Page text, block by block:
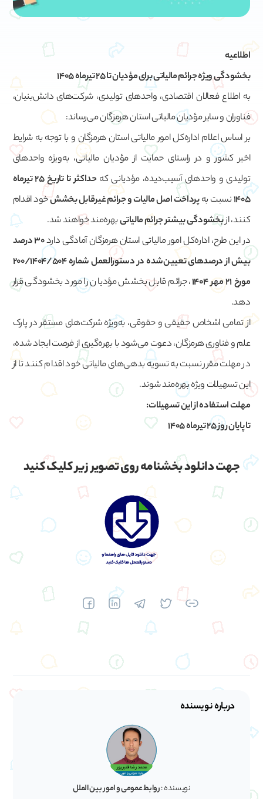
اطلاعیه
بخشودگی ویژه جرائم مالیاتی برای مؤدیان تا ۲۵ تیرماه ۱۴۰۵
به اطلاع فعالان اقتصادی، واحدهای تولیدی، شرکت‌های دانش‌بنیان،
فناوران و سایر مؤدیان مالیاتی استان هرمزگان می‌رساند:
بر اساس اعلام اداره‌کل امور مالیاتی استان هرمزگان و با توجه به شرایط
اخیر کشور و در راستای حمایت از مؤدیان مالیاتی، به‌ویژه واحدهای
تولیدی و واحدهای آسیب‌دیده، مؤدیانی که
حداکثر تا تاریخ ۲۵ تیرماه
۱۴۰۵نسبت بهپرداخت اصل مالیات و جرائم غیرقابل بخششخود اقدام
کنند، ازبخشودگی بیشتر جرائم مالیاتیبهره‌مند خواهند شد.
در این طرح، اداره‌کل امور مالیاتی استان هرمزگان آمادگی دارد
۳۰ درصد
بیش از درصدهای تعیین‌شده در دستورالعمل شماره ۲۰۰/۱۴۰۴/۵۰۴
مورخ ۲۱ مهر ۱۴۰۴
، جرائم قابل بخشش مؤدیان را مورد بخشودگی قرار
دهد.
از تمامی اشخاص حقیقی و حقوقی، به‌ویژه شرکت‌های مستقر در پارک
علم و فناوری هرمزگان، دعوت می‌شود با بهره‌گیری از فرصت ایجاد شده،
در مهلت مقرر نسبت به تسویه بدهی‌های مالیاتی خود اقدام کنند تا از
این تسهیلات ویژه بهره‌مند شوند.
مهلت استفاده از این تسهیلات:
تا پایان روز ۲۵ تیرماه ۱۴۰۵
جهت دانلود بخشنامه روی تصویر زیر کلیک کنید
درباره نویسنده
نویسنده :روابط عمومی و امور بین الملل